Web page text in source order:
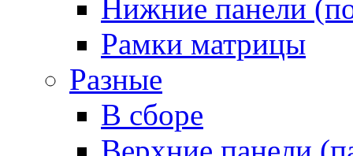
Нижние панели
Рамки матрицы
Разные
В сборе